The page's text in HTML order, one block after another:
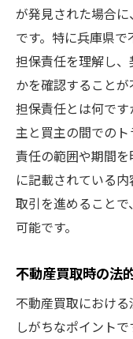
が発見された場合
です。特に兵庫県
担保責任を理解し
かを確認すること
担保責任とは何で
主と買主の間での
責任の範囲や期間
に記載されている
取引を進めること
可能です。
不動産買取時の法
不動産買取におけ
しがちなポイント